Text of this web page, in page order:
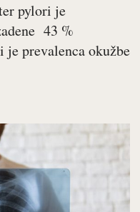
pylori je
43 %
prevalenca okužbe